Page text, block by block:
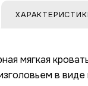
мягкая
в